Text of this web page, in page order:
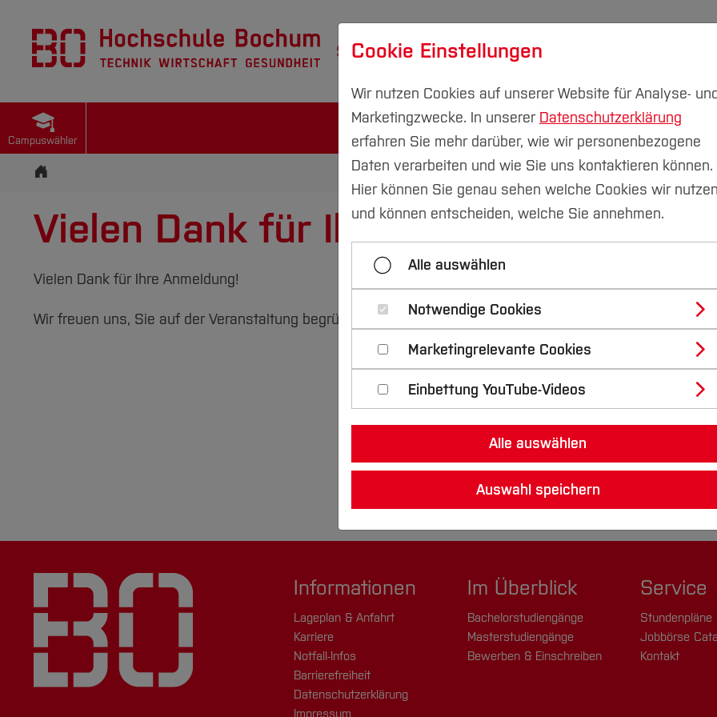
Studium Forschung & Transfer
Campuswähler
Vielen Dank für Ihre Anmeldung!
Vielen Dank für Ihre Anmeldung!
Wir freuen uns, Sie auf der Veranstaltung begrüßen zu dürfen.
Informationen
Lageplan & Anfahrt
Karriere
Notfall-Infos
Barrierefreiheit
Datenschutzerklärung
Impressum
Im Überblick
Bachelorstudiengänge
Masterstudiengänge
Bewerben & Einschreiben
Service
Stundenpläne
Jobbörse
Kontakt
Cookie Einstellungen
Wir nutzen Cookies auf unserer Website für Analyse-
Marketingzwecke. In unserer Datenschutzerklärung
erfahren Sie mehr darüber, wie wir personenbezogene
Daten verarbeiten und wie Sie uns kontaktieren können.
Hier können Sie genau sehen welche Cookies wir
und können entscheiden, welche Sie annehmen.
Alle auswählen
Notwendige Cookies
Marketingrelevante Cookies
Einbettung YouTube-Videos
Alle auswählen
Auswahl speichern